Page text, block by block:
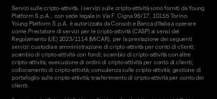
Servizi sulle cripto-attività. I servizi sulle cripto-attività sono forniti da Young
Platform S.p.A., con sede legale in Via F. Cigna 96/17, 10155 Torino.
Young Platform S.p.A. è autorizzata da Consob e Banca d'Italia a operare
come Prestatore di servizi per le cripto-attività (CASP) ai sensi del
Regolamento (UE) 2023/1114 (MiCAR), per la prestazione dei seguenti
servizi: custodia e amministrazione di cripto-attività per conto di clienti;
scambio di cripto-attività con fondi; scambio di cripto-attività con altre
cripto-attività; esecuzione di ordini di cripto-attività per conto di clienti;
collocamento di cripto-attività; consulenza sulle cripto-attività; gestione di
portafoglio sulle cripto-attività; trasferimento di cripto-attività per conto dei
clienti.